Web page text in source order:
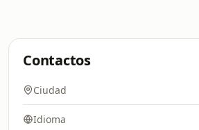
Contactos
Ciudad
Idioma